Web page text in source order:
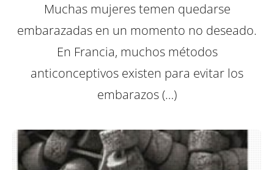
Muchas mujeres temen quedarse
embarazadas en un momento no deseado.
En Francia, muchos métodos
anticonceptivos existen para evitar los
embarazos (…)